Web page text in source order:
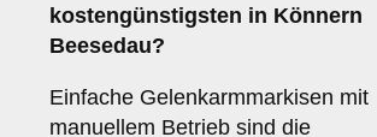
kostengünstigsten in Könnern
Beesedau?
Einfache Gelenkarmmarkisen mit
manuellem Betrieb sind die